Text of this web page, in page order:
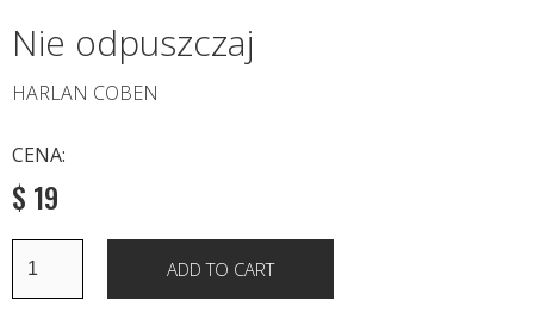
Nie odpuszczaj
HARLAN COBEN
CENA:
$ 19